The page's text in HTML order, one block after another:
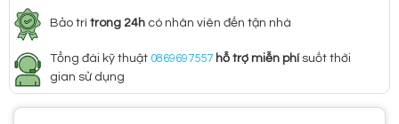
Bảo trì trong 24h có nhân viên đến tận nhà
Tổng đài kỹ thuật 0869697557 hỗ trợ miễn phí suốt thời
gian sử dụng